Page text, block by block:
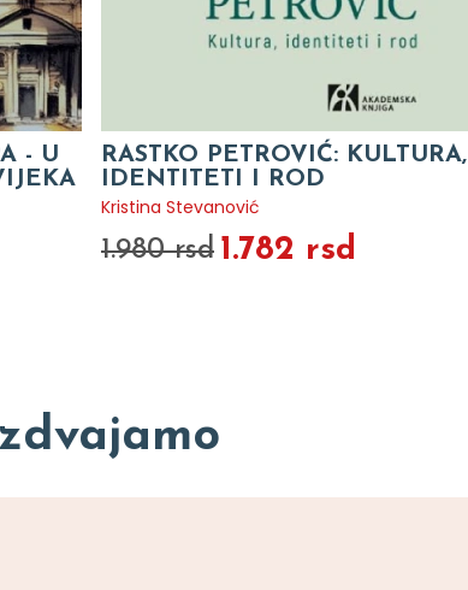
- U
RASTKO PETROVIĆ: KULTURA,
IDENTITETI I ROD
Kristina Stevanović
1.980 rsd 1.782 rsd